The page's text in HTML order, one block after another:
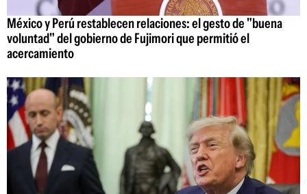
México y Perú restablecen relaciones: el gesto de "buena
voluntad" del gobierno de Fujimori que permitió el
acercamiento